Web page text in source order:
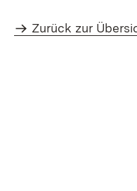
Zurück zur